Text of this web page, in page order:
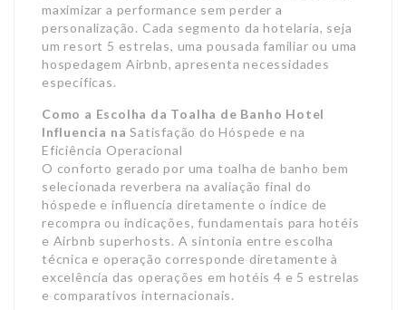
maximizar a performance sem perder a
personalização. Cada segmento da hotelaria, seja
um resort 5 estrelas, uma pousada familiar ou uma
hospedagem Airbnb, apresenta necessidades
específicas.
Como a Escolha da Toalha de Banho Hotel
Influencia na Satisfação do Hóspede e na
Eficiência Operacional
O conforto gerado por uma toalha de banho bem
selecionada reverbera na avaliação final do
hóspede e influencia diretamente o índice de
recompra ou indicações, fundamentais para hotéis
e Airbnb superhosts. A sintonia entre escolha
técnica e operação corresponde diretamente à
excelência das operações em hotéis 4 e 5 estrelas
e comparativos internacionais.